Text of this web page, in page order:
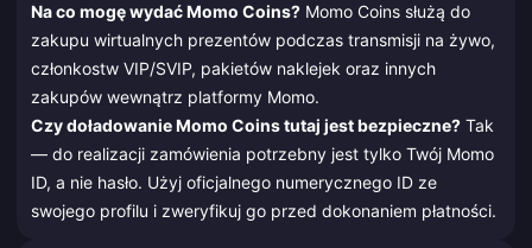
Na co mogę wydać Momo Coins? Momo Coins służą do
zakupu wirtualnych prezentów podczas transmisji na żywo,
członkostw VIP/SVIP, pakietów naklejek oraz innych
zakupów wewnątrz platformy Momo.
Czy doładowanie Momo Coins tutaj jest bezpieczne? Tak
— do realizacji zamówienia potrzebny jest tylko Twój Momo
ID, a nie hasło. Użyj oficjalnego numerycznego ID ze
swojego profilu i zweryfikuj go przed dokonaniem płatności.